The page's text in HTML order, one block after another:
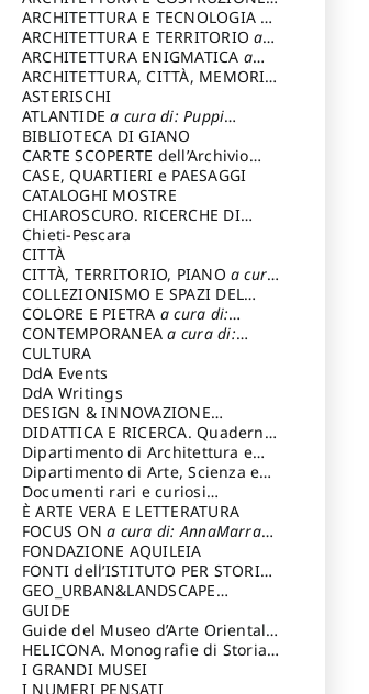
cura di: Poretti Sergio
ARCHITETTURA E TECNOLOGIA a
cura di: Carrara Gianfranco
ARCHITETTURA E TERRITORIOa
cura di: Pietrogrande Enrico
ARCHITETTURA ENIGMATICA a
cura di: Lenci Ruggero
ARCHITETTURA, CITTÀ, MEMORIA
a cura di: Valeriani Enrico
ASTERISCHI
ATLANTIDEa cura di: Puppi
Lionello
BIBLIOTECA DI GIANO
CARTE SCOPERTE dell’Archivio
Storico Capitolino
CASE, QUARTIERI e PAESAGGI
CATALOGHI MOSTRE
CHIAROSCURO. RICERCHE DI
STORIA E STORIA DELL'ARTE
cura di: Di Carpegna Falconieri
Tommaso
Chieti-Pescara
CITTÀ
CITTÀ, TERRITORIO, PIANO a cura
di: Imbesi Giuseppe
COLLEZIONISMO E SPAZI DEL
COLLEZIONISMO a cura di:
Magnani Lauro
COLORE E PIETRA a cura di:
Selvaggi Giuseppe
CONTEMPORANEAa cura di:
Gubinelli Luna
CULTURA
DdA Events
DdA Writings
DESIGN & INNOVAZIONE
TECNOLOGICAa cura di: Vallicelli
Andrea
DIDATTICA E RICERCA. Quaderni
della Scuola
Dipartimento di Architettura e
Analisi della Città Mediterranea
Dipartimento di Arte, Scienza e
Tecnica del Costuire
Documenti rari e curiosi
dall'Archivio Segreto
È ARTE VERA E LETTERATURA
FOCUS ONa cura di: AnnaMarra
Contemporanea
FONDAZIONE AQUILEIA
FONTI dell’ISTITUTO PER STORIA
DEL RISORGIMENTO
GEO_URBAN&LANDSCAPE
PLANNING (GULP)
Trusiani Elio
GUIDE
Guide del Museo d’Arte Orientale
“Giuseppe Tucci”
HELICONA. Monografie di Storia
dell'Artea cura di: Gallo Marco
I GRANDI MUSEI
I NUMERI PENSATI